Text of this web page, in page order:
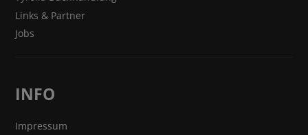
Links & Partner
Jobs
INFO
Impressum